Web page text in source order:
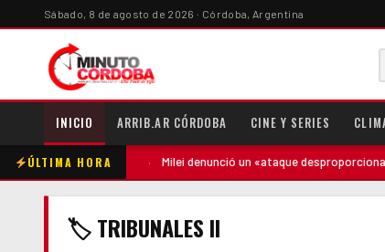
Sábado, 8 de agosto de 2026 · Córdoba, Argentina
INICIO ARRIB.AR CÓRDOBA CINE Y SERIES
ÚLTIMA HORA
contra la madre Milei denunció un «ataque
🏷 TRIBUNALES II